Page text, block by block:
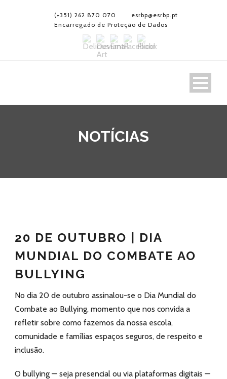
(+351) 262 870 070
esrbp@esrbp.pt
Encarregado de Proteção de Dados
NOTÍCIAS
20 DE OUTUBRO | DIA
MUNDIAL DO COMBATE AO
BULLYING
No dia 20 de outubro assinalou-se o Dia Mundial do
Combate ao Bullying, momento que nos convida a
refletir sobre como fazemos da nossa escola,
comunidade e famílias espaços seguros, de respeito e
inclusão.
O bullying — seja presencial ou via plataformas digitais —